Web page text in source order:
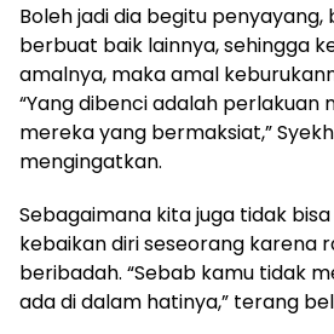
Boleh jadi dia begitu
berbuat baik lainnya, sehingga
amalnya, maka amal
“Yang dibenci adalah perlakuan
mereka yang bermaksiat,”
mengingatkan.
Sebagaimana kita juga tidak
kebaikan diri seseorang karena
beribadah. “Sebab kamu tidak
ada di dalam hatinya,” terang